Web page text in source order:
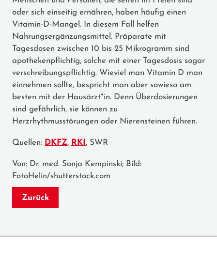
oder sich einseitig ernähren, haben häufig einen
Vitamin-D-Mangel. In diesem Fall helfen
Nahrungsergänzungsmittel. Präparate mit
Tagesdosen zwischen 10 bis 25 Mikrogramm sind
apothekenpflichtig, solche mit einer Tagesdosis sogar
verschreibungspflichtig. Wieviel man Vitamin D man
einnehmen sollte, bespricht man aber sowieso am
besten mit der Hausärzt*in. Denn Überdosierungen
sind gefährlich, sie können zu
Herzrhythmusstörungen oder Nierensteinen führen.
Quellen: DKFZ, RKI , SWR
Von: Dr. med. Sonja Kempinski; Bild:
FotoHelin/shutterstock.com
Zurück